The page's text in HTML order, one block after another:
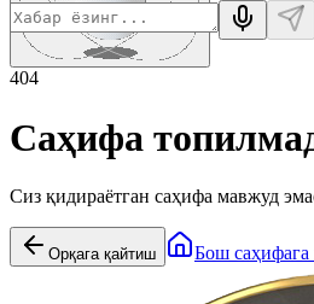
404
Саҳифа
Сиз қидираётган саҳифа мавжуд
Орқага қайтиш Бош